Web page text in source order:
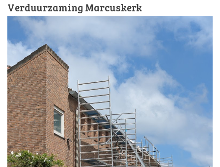
Verduurzaming Marcuskerk